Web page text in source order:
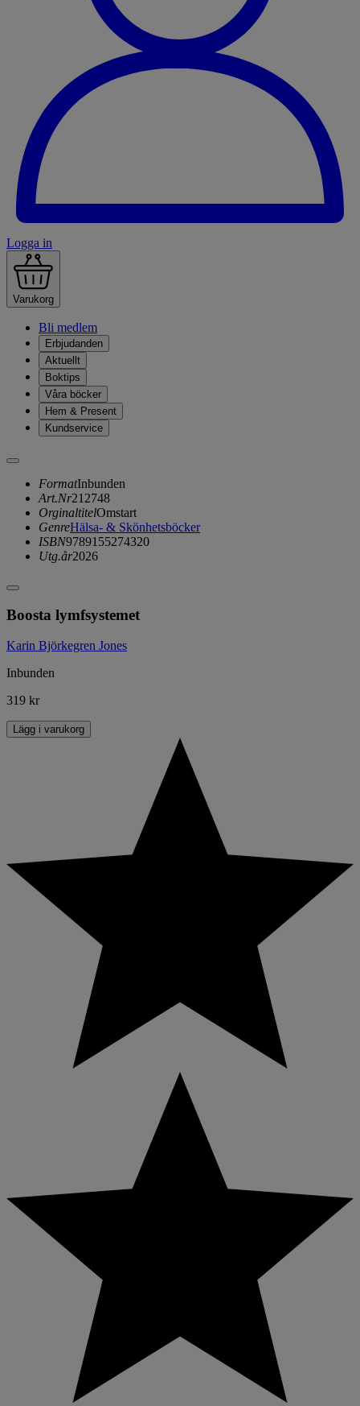
Logga in
Varukorg
Bli medlem
Erbjudanden
Aktuellt
Boktips
Våra böcker
Hem & Present
Kundservice
FormatInbunden
Art.Nr212748
OrginaltitelOmstart
GenreHälsa- & Skönhetsböcker
ISBN9789155274320
Utg.år2026
Boosta lymfsystemet
Karin Björkegren Jones
Inbunden
319 kr
Lägg i varukorg